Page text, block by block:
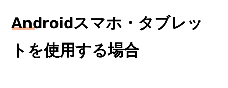
Androidスマホ・タブレッ
トを使用する場合